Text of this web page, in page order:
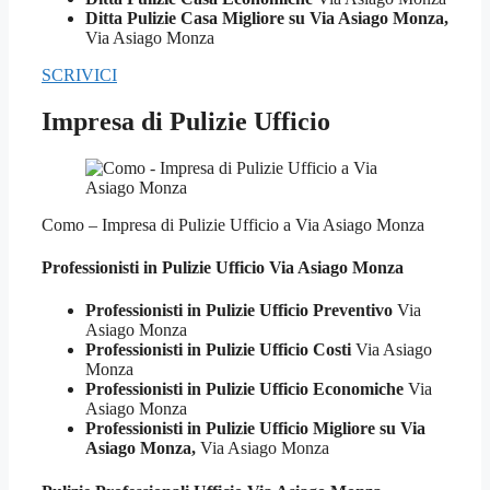
Ditta Pulizie Casa Migliore su Via Asiago Monza,
Via Asiago Monza
SCRIVICI
Impresa di Pulizie Ufficio
Como – Impresa di Pulizie Ufficio a Via Asiago Monza
Professionisti in Pulizie Ufficio Via Asiago Monza
Professionisti in Pulizie Ufficio Preventivo Via
Asiago Monza
Professionisti in Pulizie Ufficio Costi Via Asiago
Monza
Professionisti in Pulizie Ufficio Economiche Via
Asiago Monza
Professionisti in Pulizie Ufficio Migliore su Via
Asiago Monza, Via Asiago Monza